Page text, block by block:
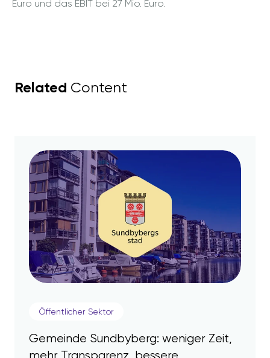
Euro und das EBIT bei 27 Mio. Euro.
Related Content
Öffentlicher Sektor
Gemeinde Sundbyberg: weniger Zeit,
mehr Transparenz, bessere